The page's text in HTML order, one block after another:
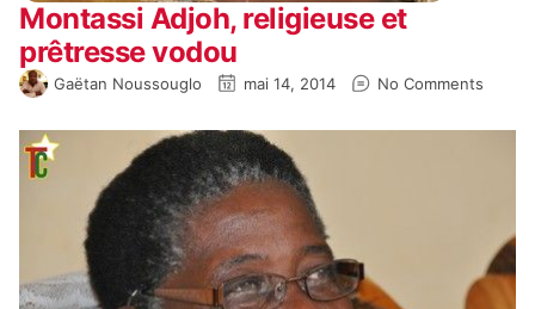
Montassi Adjoh, religieuse et
prêtresse vodou
Gaëtan Noussouglo mai 14, 2014 No Comments